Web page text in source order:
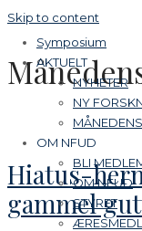
Skip to content
Symposium
AKTUELT
NYHETER
NY
OM NFUD
BLI
OM NFUD
STYRET
Hiatus-
gammel